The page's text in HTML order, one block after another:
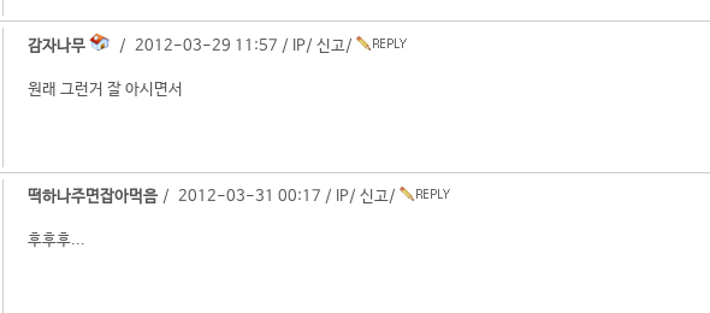
감자나무 / 2012-03-29 11:57 / IP/ 신고/
원래 그런거 잘 아시면서
떡하나주면잡아먹음 / 2012-03-31 00:17 / IP/ 신고/
후후후...